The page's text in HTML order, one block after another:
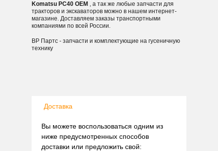
Komatsu PC40 OEM , а так же любые запчасти для
тракторов и экскаваторов можно в нашем интернет-
магазине. Доставляем заказы транспортными
компаниями по всей России.
ВР Партс - запчасти и комплектующие на гусеничную
технику
Доставка
Вы можете воспользоваться одним из
ниже предусмотренных способов
доставки или предложить свой: